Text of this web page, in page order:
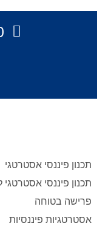
תכנון פיננסי אסטרטגי
תכנון פיננסי אסטרטגי
פרישה בטוחה
אסטרטגיות פיננסיות